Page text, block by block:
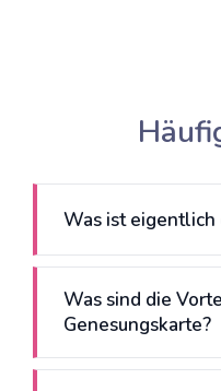
Was ist eigentlich
Was sind die
Genesungskarte?